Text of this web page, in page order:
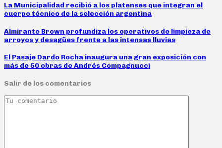
La Municipalidad recibió a los platenses que integran el
cuerpo técnico de la selección argentina
Almirante Brown profundiza los operativos de limpieza de
arroyos y desagües frente a las intensas lluvias
El Pasaje Dardo Rocha inaugura una gran exposición con
más de 50 obras de Andrés Compagnucci
Salir de los comentarios